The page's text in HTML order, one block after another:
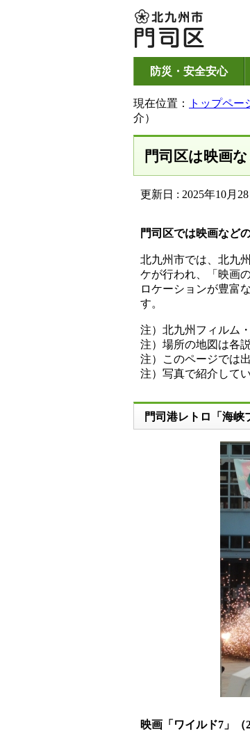
防災・安全安心
現在位置： トップペー
介）
門司区は映画
更新日 : 2025年10月28
門司区では映画など
北九州市では、北九
ケが行われ、「映画
ロケーションが豊富
す。
注）北九州フィルム
注）場所の地図は各
注）このページでは
注）写真で紹介して
門司港レトロ「海峡
映画「ワイルド7」（